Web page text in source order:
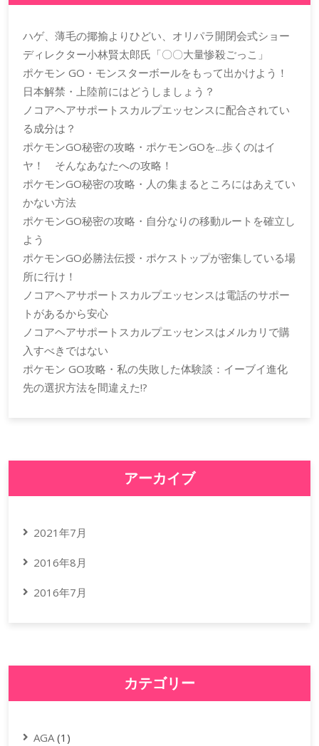
ハゲ、薄毛の揶揄よりひどい、オリパラ開閉会式ショー
ディレクター小林賢太郎氏「〇〇大量惨殺ごっこ」
ポケモン GO・モンスターボールをもって出かけよう！
日本解禁・上陸前にはどうしましょう？
ノコアヘアサポートスカルプエッセンスに配合されてい
る成分は？
ポケモンGO秘密の攻略・ポケモンGOを...歩くのはイ
ヤ！ そんなあなたへの攻略！
ポケモンGO秘密の攻略・人の集まるところにはあえてい
かない方法
ポケモンGO秘密の攻略・自分なりの移動ルートを確立し
よう
ポケモンGO必勝法伝授・ポケストップが密集している場
所に行け！
ノコアヘアサポートスカルプエッセンスは電話のサポー
トがあるから安心
ノコアヘアサポートスカルプエッセンスはメルカリで購
入すべきではない
ポケモン GO攻略・私の失敗した体験談：イーブイ進化
先の選択方法を間違えた!?
アーカイブ
2021年7月
2016年8月
2016年7月
カテゴリー
AGA(1)